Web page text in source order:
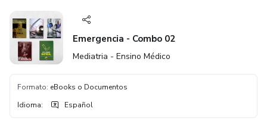
Emergencia - Combo 02
Mediatria - Ensino Médico
Formato: eBooks o Documentos
Idioma: Español